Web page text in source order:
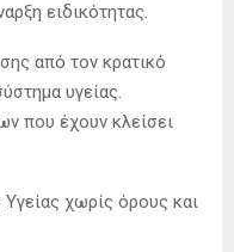
ειδικότητας.
από τον κρατικό
υγείας.
που έχουν κλείσει
Υγείας χωρίς όρους και